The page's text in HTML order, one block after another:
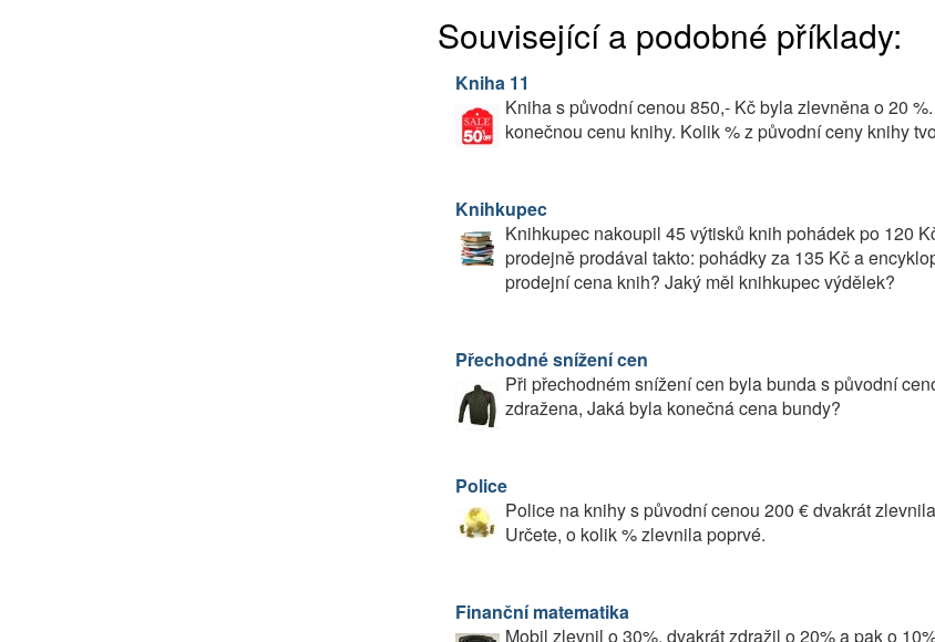
Související a podobné příklady:
Kniha 11
Kniha s původní cenou 850,- Kč byla zlevněna o 20
konečnou cenu knihy. Kolik % z původní ceny knihy
Knihkupec
Knihkupec nakoupil 45 výtisků knih pohádek po 120
prodejně prodával takto: pohádky za 135 Kč a
prodejní cena knih? Jaký měl knihkupec výdělek?
Přechodné snížení cen
Při přechodném snížení cen byla bunda s původní
zdražena, Jaká byla konečná cena bundy?
Police
Police na knihy s původní cenou 200 € dvakrát
Určete, o kolik % zlevnila poprvé.
Finanční matematika
Mobil zlevnil o 30%, dvakrát zdražil o 20% a pak o